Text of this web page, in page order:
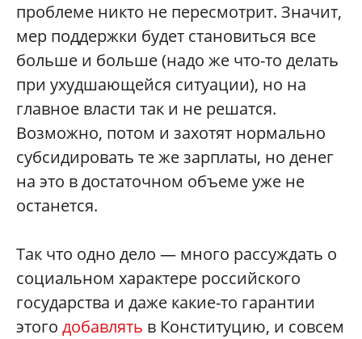
проблеме никто не пересмотрит. Значит,
мер поддержки будет становиться все
больше и больше (надо же что-то делать
при ухудшающейся ситуации), но на
главное власти так и не решатся.
Возможно, потом и захотят нормально
субсидировать те же зарплаты, но денег
на это в достаточном объеме уже не
останется.
Так что одно дело — много рассуждать о
социальном характере российского
государства и даже какие-то гарантии
этого добавлять в Конституцию, и совсем